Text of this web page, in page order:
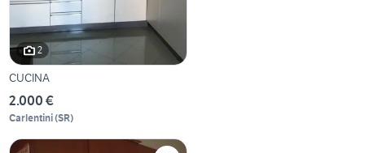
2
CUCINA
2.000 €
Carlentini(SR)